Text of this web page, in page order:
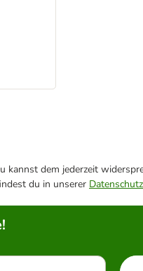
dem jederzeit
du in unserer